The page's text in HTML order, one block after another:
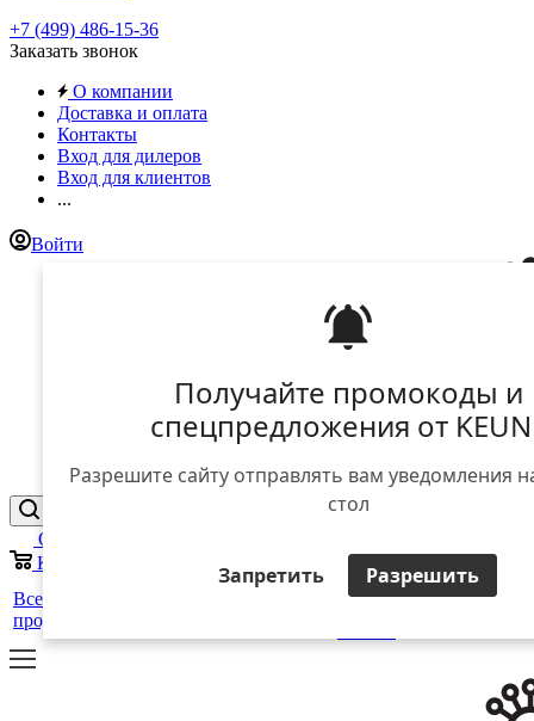
Получайте промокоды и
спецпредложения от
Разрешите сайту отправлять вам уведомления
стол
Запретить Разрешить
+7 (499) 486-15-36
Заказать звонок
О компании
Доставка и оплата
Контакты
Вход для дилеров
Вход для клиентов
...
Войти
Отложенные
Корзина
Все
продукты
25 лет
+